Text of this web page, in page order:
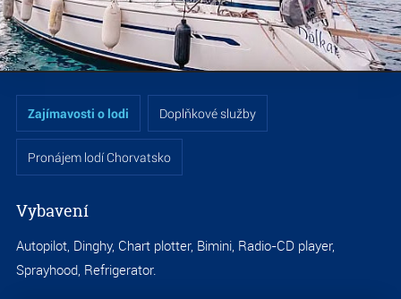
Zajímavosti o lodi Doplňkové služby
Pronájem lodí Chorvatsko
Vybavení
Autopilot, Dinghy, Chart plotter, Bimini, Radio-CD player,
Sprayhood, Refrigerator.